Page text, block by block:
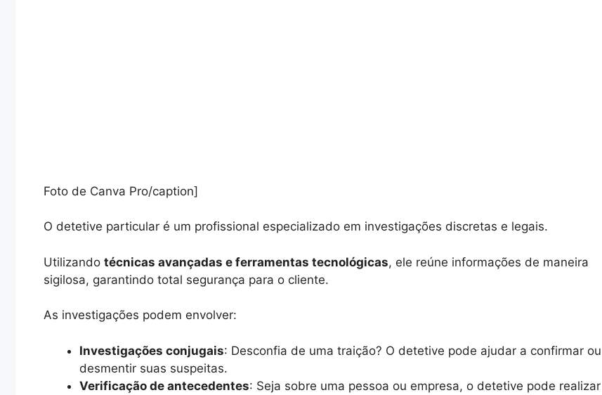
Foto de Canva Pro/caption]
O detetive particular é um profissional especializado em investigações discretas e legais.
Utilizando técnicas avançadas e ferramentas tecnológicas, ele reúne informações de maneira
sigilosa, garantindo total segurança para o cliente.
As investigações podem envolver:
Investigações conjugais: Desconfia de uma traição? O detetive pode ajudar a confirmar ou
desmentir suas suspeitas.
Verificação de antecedentes: Seja sobre uma pessoa ou empresa, o detetive pode realizar